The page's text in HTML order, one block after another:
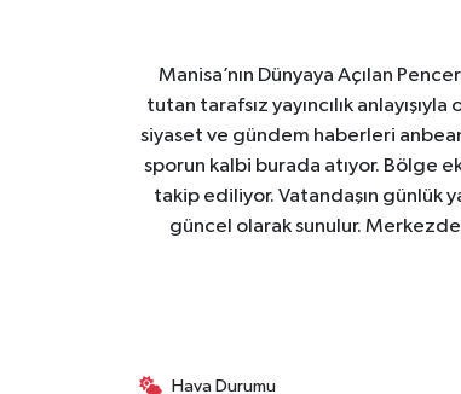
Manisa’nın Dünyaya Açılan
tutan tarafsız yayıncılık
siyaset ve gündem haberleri
sporun kalbi burada atıyor. Bölge
takip ediliyor. Vatandaşın günlük
güncel olarak sunulur.
Hava Durumu